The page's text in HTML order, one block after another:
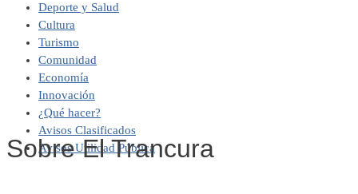
Deporte y Salud
Cultura
Turismo
Comunidad
Economía
Innovación
¿Qué hacer?
Avisos Clasificados
Avisos Utilidad Pública
Sobre El Trancura